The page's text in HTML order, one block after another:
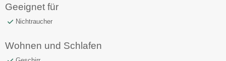
Geeignet für
Nichtraucher
Wohnen und Schlafen